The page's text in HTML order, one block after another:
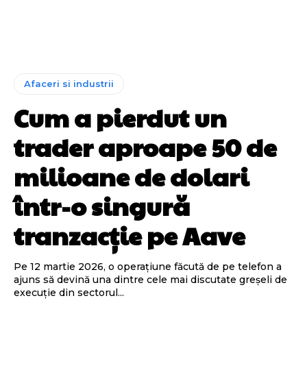
Afaceri si industrii
Cum a pierdut un
trader aproape 50 de
milioane de dolari
într-o singură
tranzacție pe Aave
Pe 12 martie 2026, o operațiune făcută de pe telefon a
ajuns să devină una dintre cele mai discutate greșeli de
execuție din sectorul...